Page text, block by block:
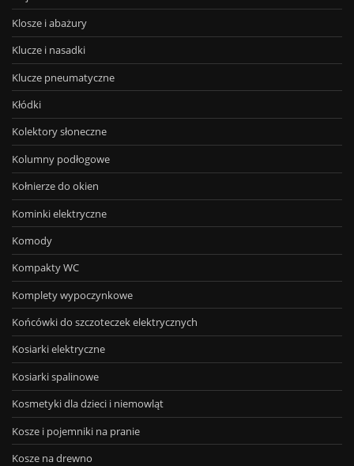
Klosze i abażury
Klucze i nasadki
Klucze pneumatyczne
Kłódki
Kolektory słoneczne
Kolumny podłogowe
Kołnierze do okien
Kominki elektryczne
Komody
Kompakty WC
Komplety wypoczynkowe
Końcówki do szczoteczek elektrycznych
Kosiarki elektryczne
Kosiarki spalinowe
Kosmetyki dla dzieci i niemowląt
Kosze i pojemniki na pranie
Kosze na drewno